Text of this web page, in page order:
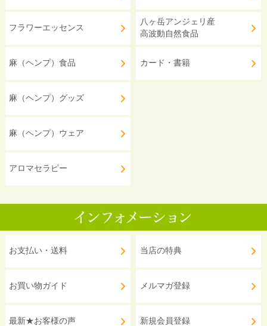
フラワーエッセンス
麻（ヘンプ）食品
麻（ヘンプ）グッズ
麻（ヘンプ）ウェア
アロマセラピー
八ヶ岳アンジェリ産
高波動自然食品
カード・書籍
お支払い・送料
お買い物ガイド
最新★お客様の声
当店の特典
メルマガ登録
新規会員登録